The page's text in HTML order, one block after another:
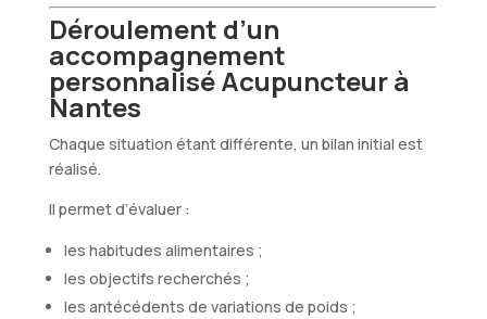
Déroulement d’un
accompagnement
personnalisé Acupuncteur à
Nantes
Chaque situation étant différente, un bilan initial est
réalisé.
Il permet d’évaluer :
les habitudes alimentaires ;
les objectifs recherchés ;
les antécédents de variations de poids ;